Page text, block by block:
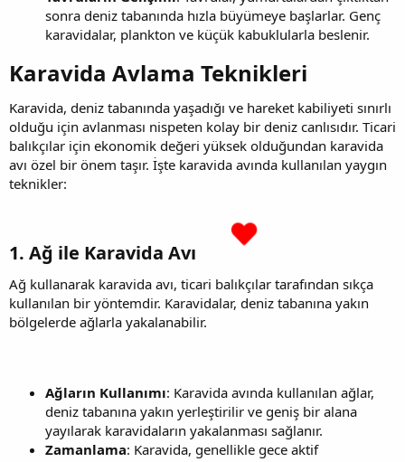
sonra deniz tabanında hızla büyümeye başlarlar. Genç
karavidalar, plankton ve küçük kabuklularla beslenir.
Karavida Avlama Teknikleri​
Karavida, deniz tabanında yaşadığı ve hareket kabiliyeti sınırlı
olduğu için avlanması nispeten kolay bir deniz canlısıdır. Ticari
balıkçılar için ekonomik değeri yüksek olduğundan karavida
avı özel bir önem taşır. İşte karavida avında kullanılan yaygın
teknikler:
1. Ağ ile Karavida Avı​
Ağ kullanarak karavida avı, ticari balıkçılar tarafından sıkça
kullanılan bir yöntemdir. Karavidalar, deniz tabanına yakın
bölgelerde ağlarla yakalanabilir.
Ağların Kullanımı: Karavida avında kullanılan ağlar,
deniz tabanına yakın yerleştirilir ve geniş bir alana
yayılarak karavidaların yakalanması sağlanır.
Zamanlama: Karavida, genellikle gece aktif